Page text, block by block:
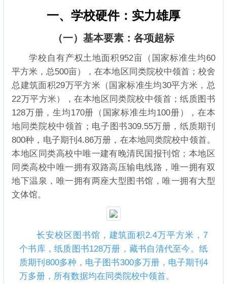
一、学校硬件：实力雄厚
（一）基本要素：各项超标
学校自有产权土地面积952亩（国家标准生均60
平方米，总500亩），在本地区同类院校中领首；校舍
总建筑面积29万平方米（国家标准生均30平方米，总
22万平方米），在本地区同类院校中领首；纸质图书
128万册，生均170册（国家标准生均100册），在本
地同类院校中领首；电子图书309.55万册，纸质期刊
800种，电子期刊4.86万册，在本地同类院校中领首。
本地区同类高校中唯一建有晚清民国报刊馆；本地区
同类高校中唯一拥有双路高压输电线路，唯一拥有双
地下温泉，唯一拥有两座大型图书馆，唯一拥有大型
文体馆。
长安校区图书馆，建筑面积2.4万平方米，7
个书库，纸质图书128万册，藏书自清代至今。纸
质期刊800多种，电子图书300多万册，电子期刊4
万多册，所有数据均在同类院校中领首。